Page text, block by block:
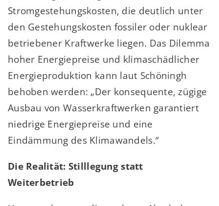
Stromgestehungskosten, die deutlich unter
den Gestehungskosten fossiler oder nuklear
betriebener Kraftwerke liegen. Das Dilemma
hoher Energiepreise und klimaschädlicher
Energieproduktion kann laut Schöningh
behoben werden: „Der konsequente, zügige
Ausbau von Wasserkraftwerken garantiert
niedrige Energiepreise und eine
Eindämmung des Klimawandels.“
Die Realität: Stilllegung statt
Weiterbetrieb